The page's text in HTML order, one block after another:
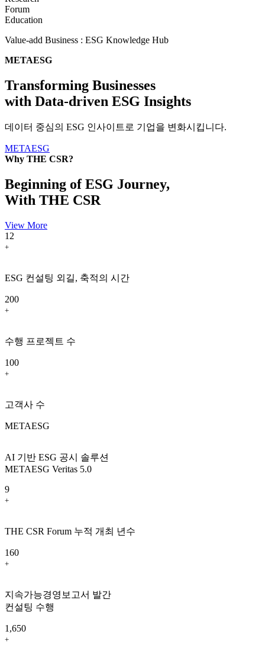
Forum
Education
Value-add Business : ESG Knowledge Hub
METAESG
Transforming Businesses
with Data-driven ESG Insights
데이터 중심의 ESG 인사이트로 기업을 변화시킵니다.
METAESG
Why THE CSR?
Beginning of ESG Journey,
With THE CSR
View More
12
+
ESG 컨설팅 외길, 축적의 시간
200
+
수행 프로젝트 수
100
+
고객사 수
METAESG
AI 기반 ESG 공시 솔루션
METAESG Veritas 5.0
9
+
THE CSR Forum 누적 개최 년수
160
+
지속가능경영보고서 발간
컨설팅 수행
1,650
+